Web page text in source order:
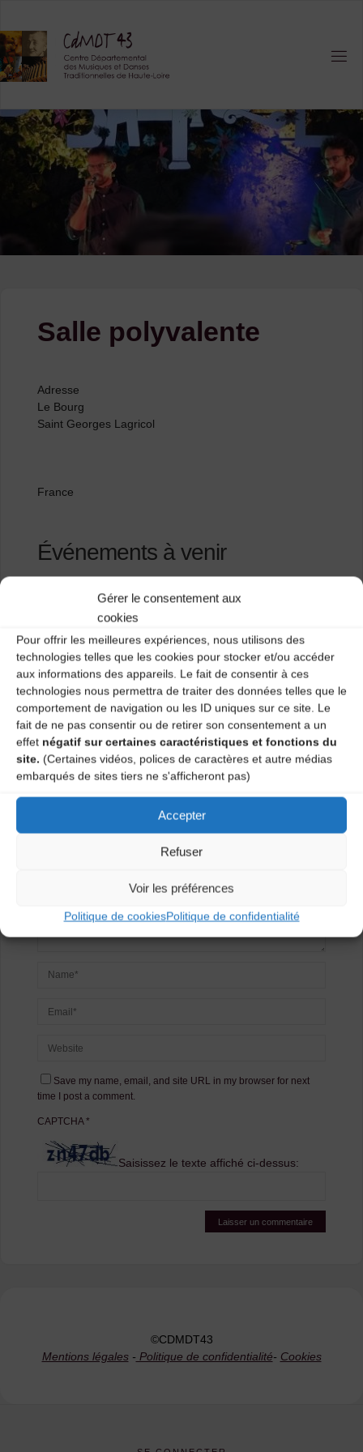
Gérer le consentement aux
cookies
Pour offrir les meilleures expériences, nous utilisons des
technologies telles que les cookies pour stocker et/ou accéder
aux informations des appareils. Le fait de consentir à ces
technologies nous permettra de traiter des données telles que le
comportement de navigation ou les ID uniques sur ce site. Le
fait de ne pas consentir ou de retirer son consentement a un
effet négatif sur certaines caractéristiques et fonctions du
site. (Certaines vidéos, polices de caractères et autre médias
embarqués de sites tiers ne s'afficheront pas)
Accepter
Refuser
Voir les préférences
Politique de cookiesPolitique de confidentialité
content
Salle polyvalente
Adresse
Le Bourg
Saint Georges Lagricol
France
Événements à venir
<li>Aucun événement à cet emplacement</li>
Abbatiale St Robert
Laisser un
commentaire
obligatoires sont indiqués avec*
Save my name, email, and site URL in my browser for next
time I post a comment.
CAPTCHA*
Saisissez le texte affiché ci-dessus:
©CDMDT43
Mentions légales- Politique de confidentialité- Cookies